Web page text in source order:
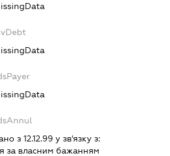
з 12.12.99 у зв'язку з:
за власним бажанням